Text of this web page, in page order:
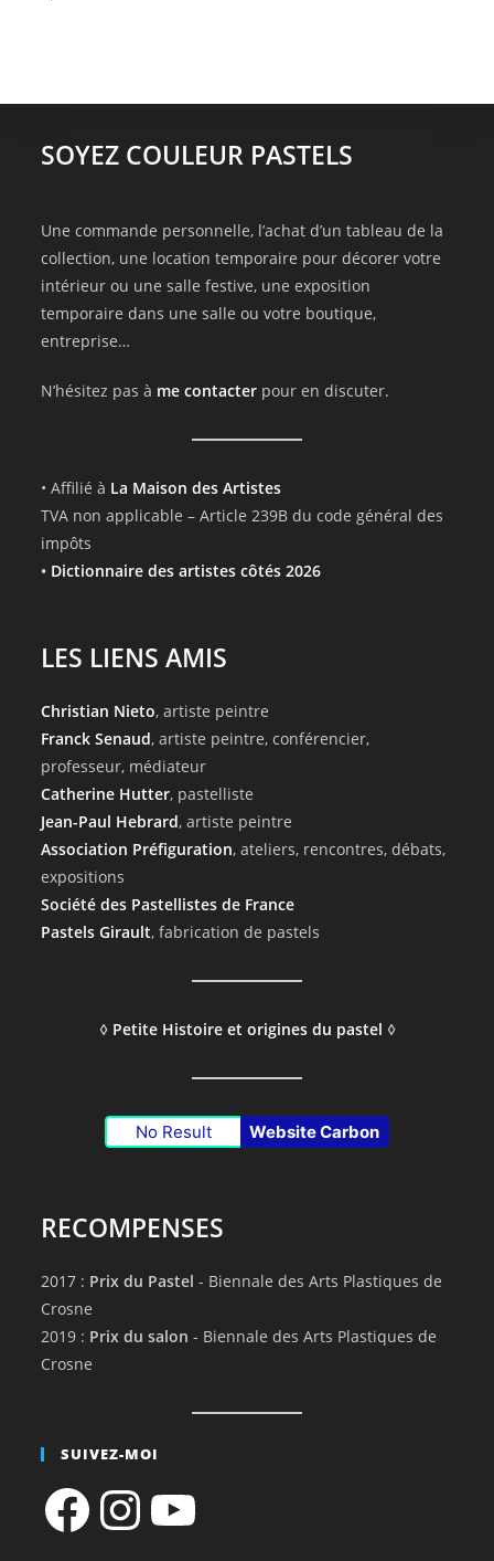
SOYEZ COULEUR PASTELS
Une commande personnelle, l’achat d’un tableau de la
collection, une location temporaire pour décorer votre
intérieur ou une salle festive, une exposition
temporaire dans une salle ou votre boutique,
entreprise…
N’hésitez pas à me contacter pour en discuter.
• Affilié à La Maison des Artistes
TVA non applicable – Article 239B du code général des
impôts
• Dictionnaire des artistes côtés 2026
LES LIENS AMIS
Christian Nieto, artiste peintre
Franck Senaud, artiste peintre, conférencier,
professeur, médiateur
Catherine Hutter, pastelliste
Jean-Paul Hebrard, artiste peintre
Association Préfiguration, ateliers, rencontres, débats,
expositions
Société des Pastellistes de France
Pastels Girault, fabrication de pastels
◊ Petite Histoire et origines du pastel ◊
No Result Website Carbon
RECOMPENSES
2017 : Prix du Pastel - Biennale des Arts Plastiques de
Crosne
2019 : Prix du salon - Biennale des Arts Plastiques de
Crosne
SUIVEZ-MOI
FacebookInstagramYouTube